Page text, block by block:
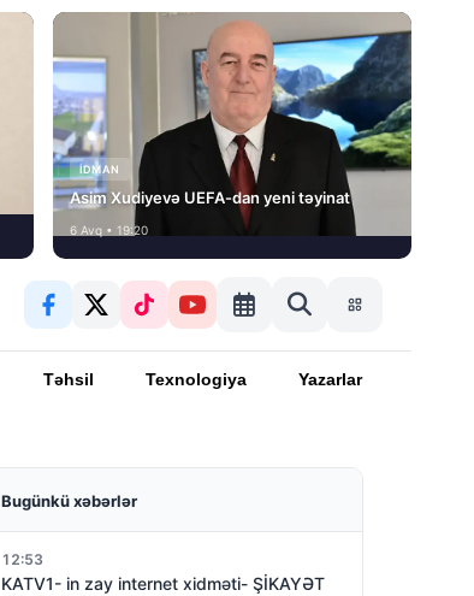
İDMAN
Asim Xudiyevə UEFA-dan yeni təyinat
6 Avq • 19:20
Təhsil Texnologiya Yazarlar
Bugünkü xəbərlər
12:53
KATV1- in zay internet xidməti- ŞİKAYƏT